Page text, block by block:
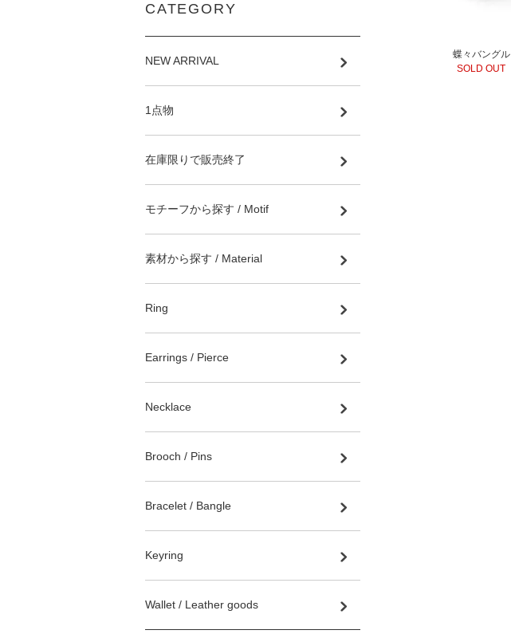
蝶々バングル
SOLD OUT
CATEGORY
NEW ARRIVAL
1点物
在庫限りで販売終了
モチーフから探す / Motif
素材から探す / Material
Ring
Earrings / Pierce
Necklace
Brooch / Pins
Bracelet / Bangle
Keyring
Wallet / Leather goods